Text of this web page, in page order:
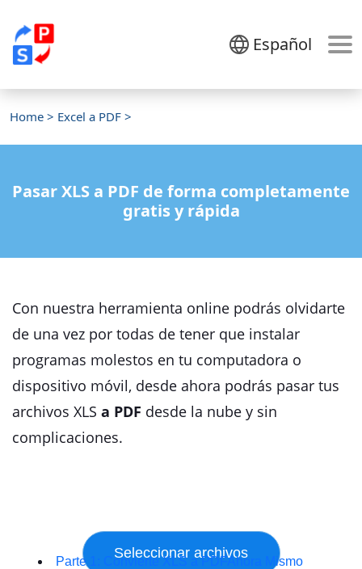
Español
Home > Excel a PDF >
Pasar XLS a PDF de forma completamente
gratis y rápida
Con nuestra herramienta online podrás olvidarte
de una vez por todas de tener que instalar
programas molestos en tu computadora o
dispositivo móvil, desde ahora podrás pasar tus
archivos XLS a PDF desde la nube y sin
complicaciones.
Parte 1: Convierte XLS a PDFAhora Mismo